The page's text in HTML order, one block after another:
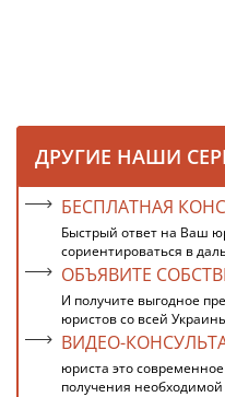
ДРУГИЕ НАШИ
БЕСПЛАТНАЯ
Быстрый ответ на Ваш
сориентироваться в
ОБЪЯВИТЕ
И получите выгодное
юристов со всей
ВИДЕО-
юриста это
получения